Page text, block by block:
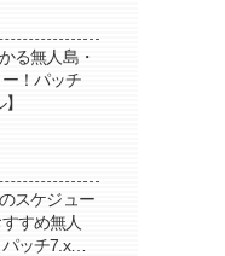
る無人島・
！パッチ
スケジュー
すめ無人
ッチ7.x対